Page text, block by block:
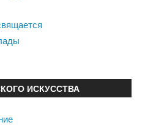
ИСКУССТВА